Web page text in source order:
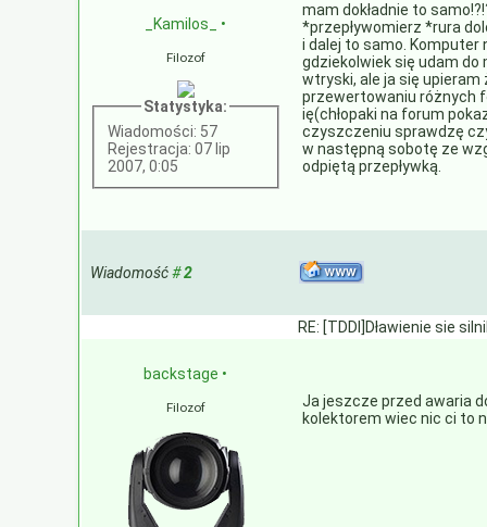
_Kamilos_ •
Filozof
Statystyka:
Wiadomości: 57
Rejestracja: 07 lip
2007, 0:05
mam dokładnie to
*przepływomierz *rura
i dalej to samo. Komputer
gdziekolwiek się udam
wtryski, ale ja się
przewertowaniu różnych
ię(chłopaki na forum
czyszczeniu sprawdzę
w następną sobotę ze
odpiętą przepływką.
Wiadomość#2
RE: [TDDI]Dławienie sie
backstage •
Filozof
Ja jeszcze przed awaria
kolektorem wiec nic ci to